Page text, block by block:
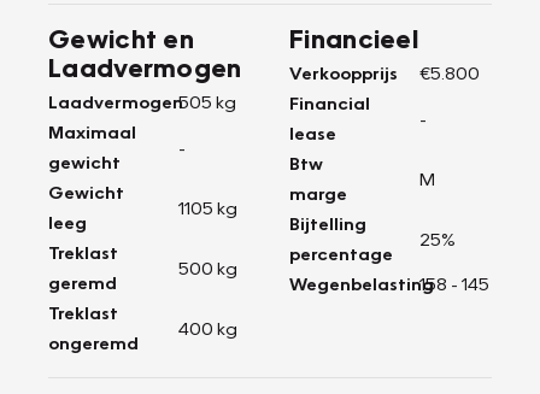
Gewicht en
Laadvermogen
Laadvermogen505 kg
Maximaal
gewicht
-
Gewicht
leeg
1105 kg
Treklast
geremd
500 kg
Treklast
ongeremd
400 kg
Financieel
Verkoopprijs
€5.800
Financial
lease
-
Btw
marge
M
Bijtelling
percentage
25%
Wegenbelasting158 - 145